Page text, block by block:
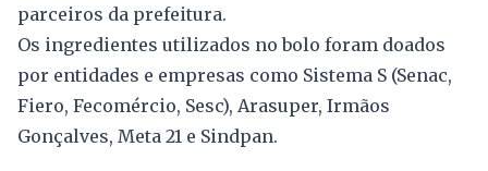
parceiros da prefeitura.
Os ingredientes utilizados no bolo foram doados
por entidades e empresas como Sistema S (Senac,
Fiero, Fecomércio, Sesc), Arasuper, Irmãos
Gonçalves, Meta 21 e Sindpan.